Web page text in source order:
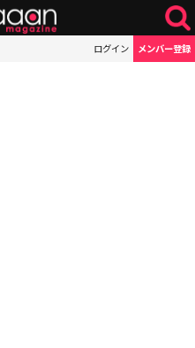
ログイン メンバー登録